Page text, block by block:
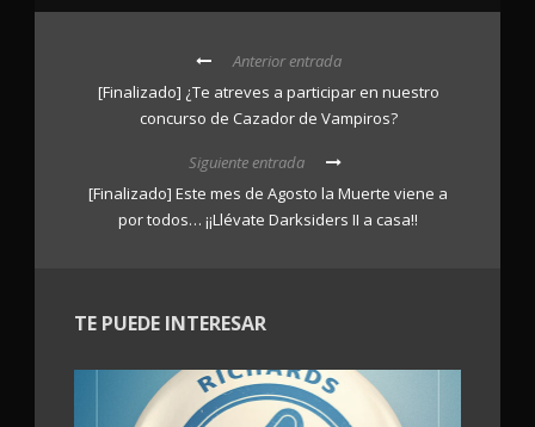
Anterior entrada
[Finalizado] ¿Te atreves a participar en nuestro
concurso de Cazador de Vampiros?
Siguiente entrada
[Finalizado] Este mes de Agosto la Muerte viene a
por todos… ¡¡Llévate Darksiders II a casa!!
TE PUEDE INTERESAR